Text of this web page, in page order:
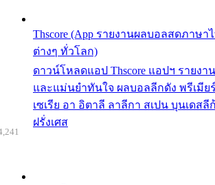
Thscore (App รายงานผลบอลสดภาษ
ต่างๆ ทั่วโลก)
ดาวน์โหลดแอป Thscore แอปฯ รายงา
และแม่นยำทันใจ ผลบอลลีกดัง พรีเมีย
เซเรีย อา อิตาลี ลาลีกา สเปน บุนเดสลี
ฝรั่งเศส